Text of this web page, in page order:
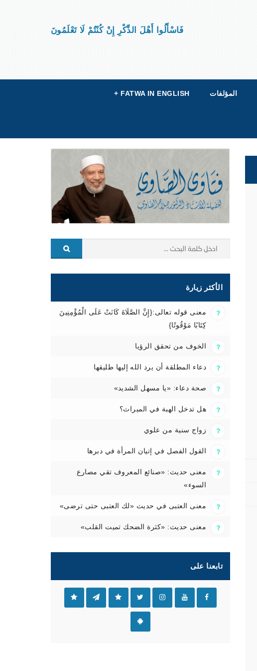
فَاسْأَلُوا أَهْلَ الذِّكْرِ إِنْ كُنْتُمْ لَا تَعْلَمُونَ
المؤلفات FATWA IN ENGLISH
+
الأكثر زيارة
معنى قوله تعالى:{إِنَّ الصَّلَاةَ كَانَتْ عَلَى الْمُؤْمِنِينَ
كِتَابًا مَوْقُوتًا}
الخوف من تحقق الرؤيا
دعاء المطلقة أن يرد الله إليها طليقها
صحة دعاء: «يا مسهل الشديد»
هل تدخل الهبة في الميراث؟
زواج سنية من علوي
القول الفصل في إتيان المرأة في دبرها
معنى حديث: «صنائع المعروف تقي مصارع
السوء»
معنى العتبى في حديث «لك العتبى حتى ترضى»
معنى حديث: «كثرة الضحك تميت القلب»
تابعنا على